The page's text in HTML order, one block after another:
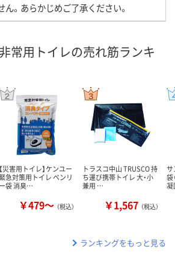
。あらかじめご了承ください。
常用トイレの売れ筋ランキ
【災害用トイレ】ケンユー
急対策用トイレ ベンリ
ー袋 消臭…
￥479～ （税込）
トラスコ中山 TRUSCO 持
ち運び携帯トイレ 大・小
兼用 …
￥1,567 （税込）
袋
凝
ランキングをもっと見る